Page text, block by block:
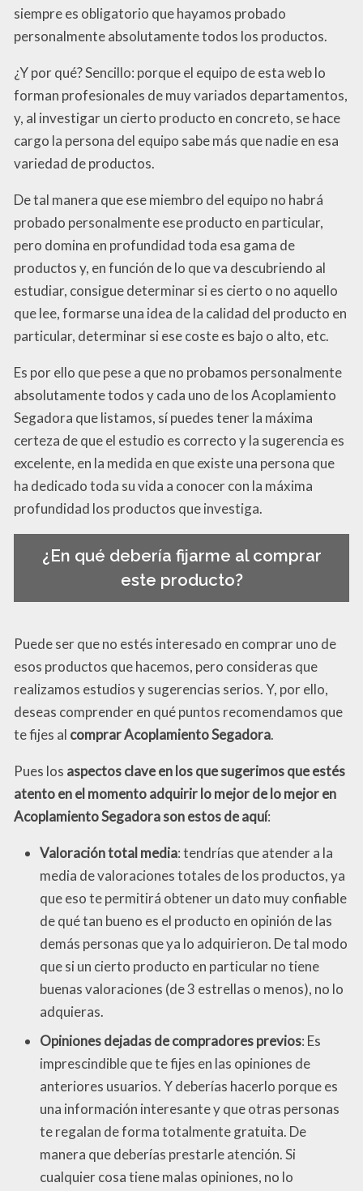
siempre es obligatorio que hayamos probado
personalmente absolutamente todos los productos.
¿Y por qué? Sencillo: porque el equipo de esta web lo
forman profesionales de muy variados departamentos,
y, al investigar un cierto producto en concreto, se hace
cargo la persona del equipo sabe más que nadie en esa
variedad de productos.
De tal manera que ese miembro del equipo no habrá
probado personalmente ese producto en particular,
pero domina en profundidad toda esa gama de
productos y, en función de lo que va descubriendo al
estudiar, consigue determinar si es cierto o no aquello
que lee, formarse una idea de la calidad del producto en
particular, determinar si ese coste es bajo o alto, etc.
Es por ello que pese a que no probamos personalmente
absolutamente todos y cada uno de los Acoplamiento
Segadora que listamos, sí puedes tener la máxima
certeza de que el estudio es correcto y la sugerencia es
excelente, en la medida en que existe una persona que
ha dedicado toda su vida a conocer con la máxima
profundidad los productos que investiga.
¿En qué debería fijarme al comprar
este producto?
Puede ser que no estés interesado en comprar uno de
esos productos que hacemos, pero consideras que
realizamos estudios y sugerencias serios. Y, por ello,
deseas comprender en qué puntos recomendamos que
te fijes al comprar Acoplamiento Segadora.
Pues los aspectos clave en los que sugerimos que estés
atento en el momento adquirir lo mejor de lo mejor en
Acoplamiento Segadora son estos de aquí:
Valoración total media: tendrías que atender a la
media de valoraciones totales de los productos, ya
que eso te permitirá obtener un dato muy confiable
de qué tan bueno es el producto en opinión de las
demás personas que ya lo adquirieron. De tal modo
que si un cierto producto en particular no tiene
buenas valoraciones (de 3 estrellas o menos), no lo
adquieras.
Opiniones dejadas de compradores previos: Es
imprescindible que te fijes en las opiniones de
anteriores usuarios. Y deberías hacerlo porque es
una información interesante y que otras personas
te regalan de forma totalmente gratuita. De
manera que deberías prestarle atención. Si
cualquier cosa tiene malas opiniones, no lo